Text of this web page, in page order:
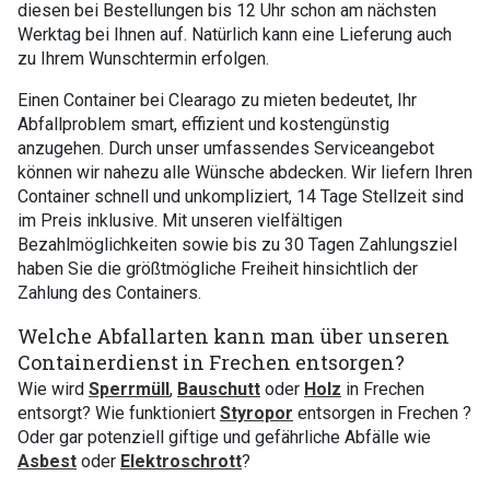
diesen bei Bestellungen bis 12 Uhr schon am nächsten
Werktag bei Ihnen auf. Natürlich kann eine Lieferung auch
zu Ihrem Wunschtermin erfolgen.
Einen Container bei Clearago zu mieten bedeutet, Ihr
Abfallproblem smart, effizient und kostengünstig
anzugehen. Durch unser umfassendes Serviceangebot
können wir nahezu alle Wünsche abdecken. Wir liefern Ihren
Container schnell und unkompliziert, 14 Tage Stellzeit sind
im Preis inklusive. Mit unseren vielfältigen
Bezahlmöglichkeiten sowie bis zu 30 Tagen Zahlungsziel
haben Sie die größtmögliche Freiheit hinsichtlich der
Zahlung des Containers.
Welche Abfallarten kann man über unseren
Containerdienst in Frechen entsorgen?
Wie wird Sperrmüll , Bauschutt oder Holz in Frechen
entsorgt? Wie funktioniert Styropor entsorgen in Frechen ?
Oder gar potenziell giftige und gefährliche Abfälle wie
Asbest oder Elektroschrott?